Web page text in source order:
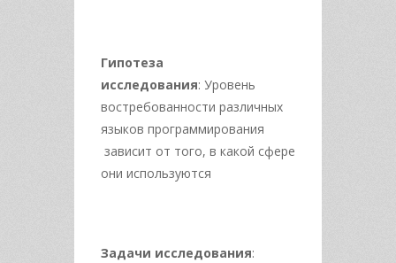
Гипотеза
исследования: Уровень
востребованности различных
языков программирования
зависит от того, в какой сфере
они используются
Задачи исследования: